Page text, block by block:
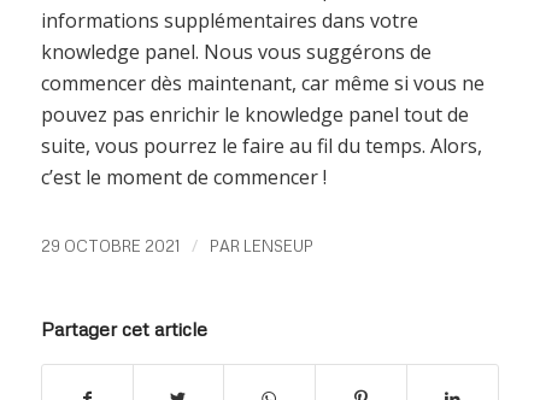
informations supplémentaires dans votre
knowledge panel. Nous vous suggérons de
commencer dès maintenant, car même si vous ne
pouvez pas enrichir le knowledge panel tout de
suite, vous pourrez le faire au fil du temps. Alors,
c’est le moment de commencer !
29 OCTOBRE 2021 / PAR LENSEUP
Partager cet article